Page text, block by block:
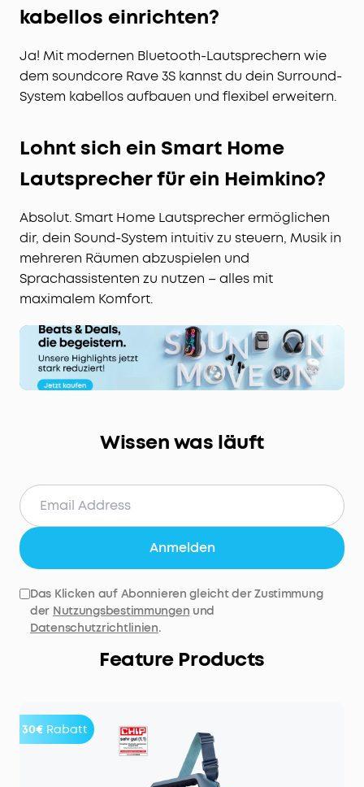
kabellos einrichten?
Ja! Mit modernen Bluetooth-Lautsprechern wie
dem soundcore Rave 3S kannst du dein Surround-
System kabellos aufbauen und flexibel erweitern.
Lohnt sich ein Smart Home
Lautsprecher für ein Heimkino?
Absolut. Smart Home Lautsprecher ermöglichen
dir, dein Sound-System intuitiv zu steuern, Musik in
mehreren Räumen abzuspielen und
Sprachassistenten zu nutzen – alles mit
maximalem Komfort.
Wissen was läuft
Anmelden
Das Klicken auf Abonnieren gleicht der Zustimmung
der Nutzungsbestimmungen und
Datenschutzrichtlinien.
Feature Products
30€ Rabatt